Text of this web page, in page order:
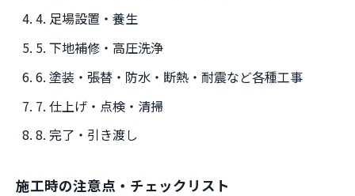
4. 足場設置・養生
5. 下地補修・高圧洗浄
6. 塗装・張替・防水・断熱・耐震など各種工事
7. 仕上げ・点検・清掃
8. 完了・引き渡し
施工時の注意点・チェックリスト